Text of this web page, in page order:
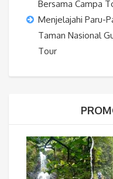
Bersama Campa
Menjelajahi Paru-
Taman Nasional
Tour